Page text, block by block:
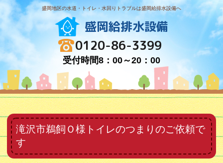
盛岡地区の水道・トイレ・水回りトラブルは盛岡給排水設備へ
盛岡給排水設備
0120-86-3399
受付時間8：00～20：00
滝沢市鵜飼Ｏ様トイレのつまりのご依頼で
す